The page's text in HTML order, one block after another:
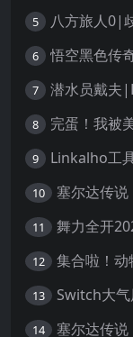
5 八方旅人0|
6 悟空黑色传
7 潜水员戴夫
8 完蛋！我被
9 Linkalho工
10
11 舞力全开
12
13 Switch大
14